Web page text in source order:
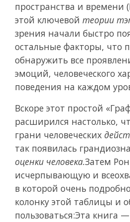
пространства и времени
этой ключевой теории
зрения начали быстро
остальные факторы, что
обнаружить все
эмоций, человеческого
поведения на каждом
Вскоре этот простой
расширился настолько,
грани человеческих
так появилась
оценки человека.Затем
исчерпывающую и
в которой очень
колонку этой таблицы и
пользоваться:Эта книга —